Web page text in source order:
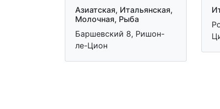
Азиатская, Итальянская,
Молочная, Рыба
Баршевский 8, Ришон-
ле-Цион